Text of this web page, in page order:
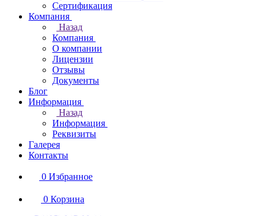
Сертификация
Компания
Назад
Компания
О компании
Лицензии
Отзывы
Документы
Блог
Информация
Назад
Информация
Реквизиты
Галерея
Контакты
0 Избранное
0 Корзина